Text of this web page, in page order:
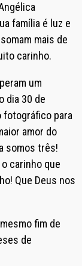
família é luz e
mais de
carinho.
um
dia 30 de
fotográfico para
amor do
somos três!
carinho que
Que Deus nos
fim de
de